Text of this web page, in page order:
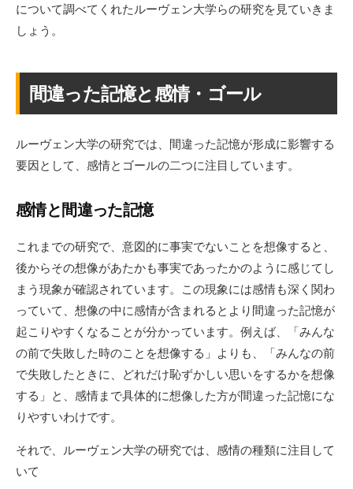
について調べてくれたルーヴェン大学らの研究を見ていきま
しょう。
間違った記憶と感情・ゴール
ルーヴェン大学の研究では、間違った記憶が形成に影響する
要因として、感情とゴールの二つに注目しています。
感情と間違った記憶
これまでの研究で、意図的に事実でないことを想像すると、
後からその想像があたかも事実であったかのように感じてし
まう現象が確認されています。この現象には感情も深く関わ
っていて、想像の中に感情が含まれるとより間違った記憶が
起こりやすくなることが分かっています。例えば、「みんな
の前で失敗した時のことを想像する」よりも、「みんなの前
で失敗したときに、どれだけ恥ずかしい思いをするかを想像
する」と、感情まで具体的に想像した方が間違った記憶にな
りやすいわけです。
それで、ルーヴェン大学の研究では、感情の種類に注目して
いて